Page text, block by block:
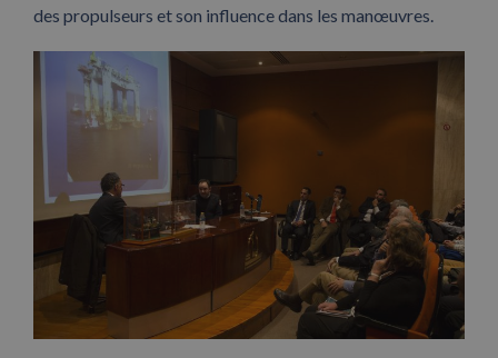
des propulseurs et son influence dans les manœuvres.